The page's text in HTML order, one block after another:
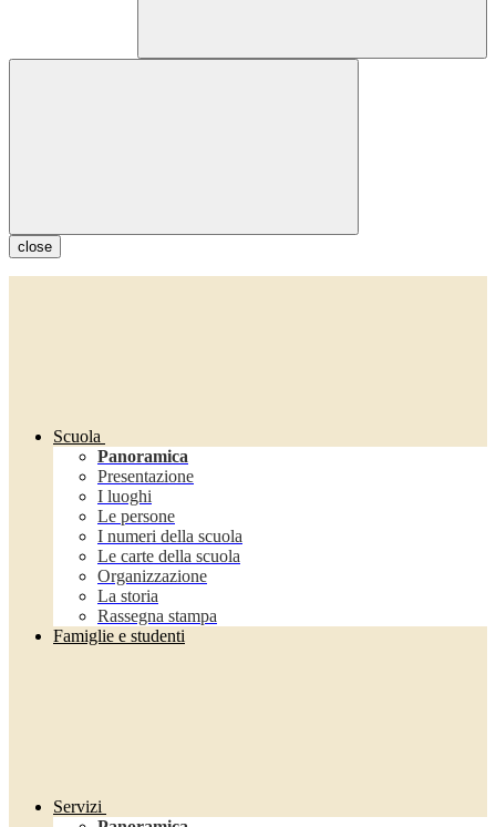
close
Scuola
Panoramica
Presentazione
I luoghi
Le persone
I numeri della scuola
Le carte della scuola
Organizzazione
La storia
Rassegna stampa
Famiglie e studenti
Servizi